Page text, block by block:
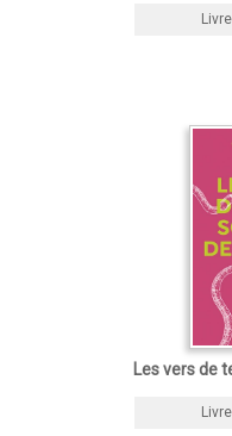
Les vers de